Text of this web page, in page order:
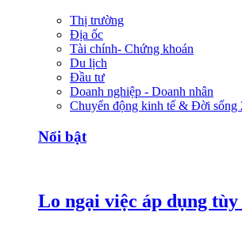
Thị trường
Địa ốc
Tài chính- Chứng khoán
Du lịch
Đầu tư
Doanh nghiệp - Doanh nhân
Chuyển động kinh tế & Đời sống
Nổi bật
Lo ngại việc áp dụng